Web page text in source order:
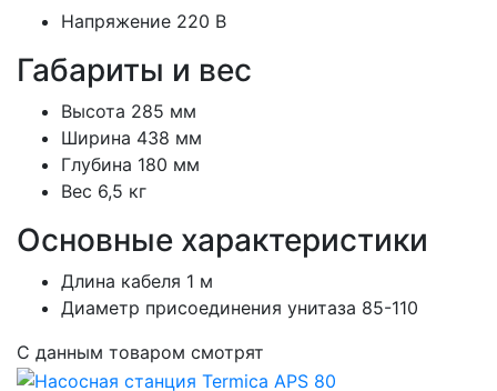
Напряжение 220 В
Габариты и вес
Высота 285 мм
Ширина 438 мм
Глубина 180 мм
Вес 6,5 кг
Основные характеристики
Длина кабеля 1 м
Диаметр присоединения унитаза 85-110
С данным товаром смотрят